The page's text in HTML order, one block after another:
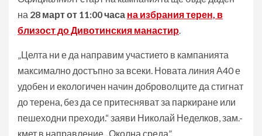
на 28 март от 11:00 часа на избрания терен, в
близост до Дивотинския манастир.
„Целта ни е да направим участието в кампанията
максимално достъпно за всеки. Новата линия А40 е
удобен и екологичен начин доброволците да стигнат
до терена, без да се притесняват за паркиране или
пешеходни преходи.“ заяви Николай Неделков, зам.-
кмет в направление „Околна среда”.